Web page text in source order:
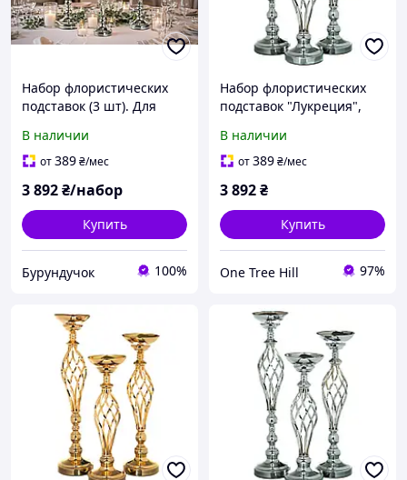
Набор флористических
подставок (3 шт). Для
Метал, стекло.
"Лукреция", высота 59 см,
В наличии
от389₴/мес
3 892₴/набор
Купить
Бурундучок 100%
Набор флористических
подставок "Лукреция",
В наличии
от389₴/мес
3 892₴
Купить
One Tree Hill 97%